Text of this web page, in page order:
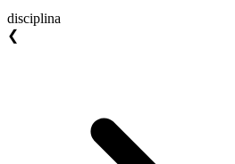
disciplina
❮